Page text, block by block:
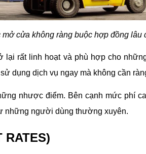
mở cửa không ràng buộc hợp đồng lâu
rất linh hoạt và phù hợp cho
dụng dịch vụ ngay mà không cần
nhược điểm. Bên cạnh mức phí
những người dùng thường xuyên.
RATES)